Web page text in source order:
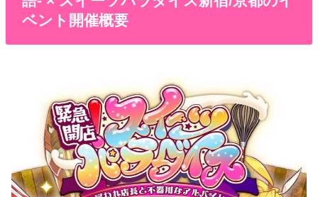
ベント開催概要